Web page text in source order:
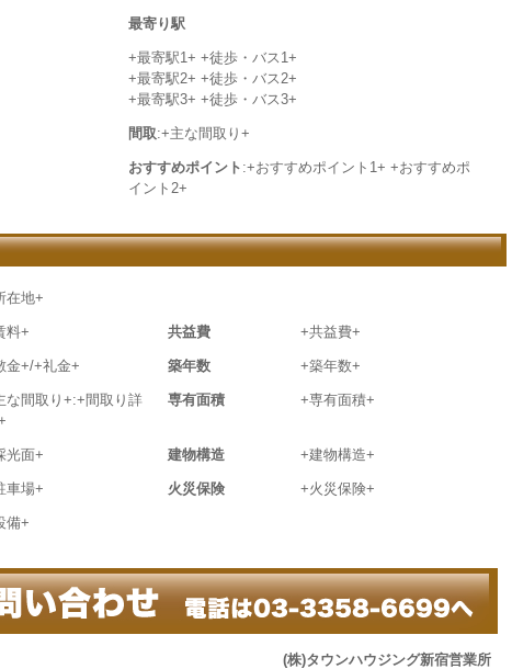
最寄り駅
+最寄駅1+ +徒歩・バス1+
+最寄駅2+ +徒歩・バス2+
+最寄駅3+ +徒歩・バス3+
間取:+主な間取り+
おすすめポイント :+おすすめポイント1+ +おすすめポ
イント2+
在地+
料+ 共益費 +共益費+
金+/+礼金+ 築年数 +築年数+
な間取り+:+間取り詳
専有面積 +専有面積+
光面+ 建物構造 +建物構造+
車場+ 火災保険 +火災保険+
備+
(株)タウンハウジング新宿営業所